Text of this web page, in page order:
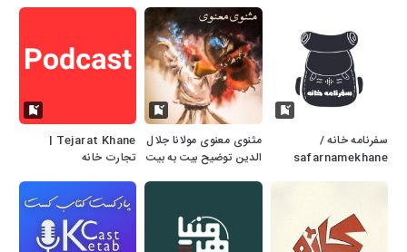
سفرنامه خانه /
safarnamekhane
مثنوی معنوی مولانا جلال
الدین توضیح بیت به بیت
Tejarat Khane |
تجارت خانه